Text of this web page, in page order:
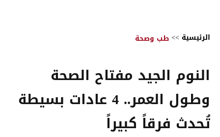
الرئيسية >>طب وصحة
النوم الجيد مفتاح الصحة
وطول العمر.. 4 عادات بسيطة
تُحدث فرقاً كبيراً